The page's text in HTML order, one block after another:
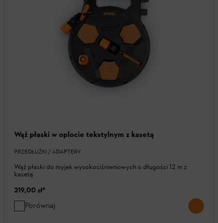
Wąż płaski w oplocie tekstylnym z kasetą
PRZEDŁUŻKI / ADAPTERY
Wąż płaski do myjek wysokociśnieniowych o długości 12 m z
kasetą
219,00 zł*
Porównaj